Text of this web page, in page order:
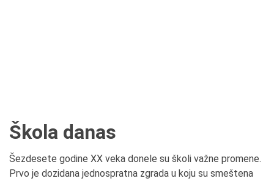
Škola danas
Šezdesete godine XX veka donele su školi važne promene.
Prvo je dozidana jednospratna zgrada u koju su smeštena